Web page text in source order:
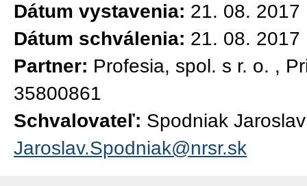
Dátum vystavenia: 21. 08. 2017
Dátum schválenia: 21. 08. 2017
Partner: Profesia, spol. s r. o. ,
35800861
Schvalovateľ: Spodniak
Jaroslav.Spodniak@nrsr.sk